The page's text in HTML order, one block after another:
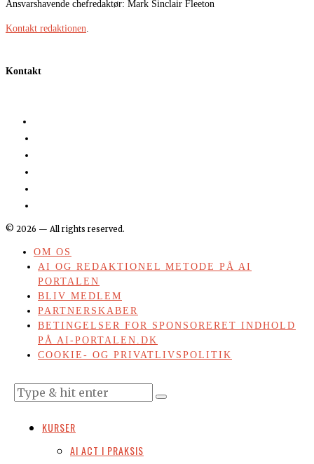
Ansvarshavende chefredaktør: Mark Sinclair Fleeton
Kontakt redaktionen
Kontakt
© 2026 — All rights reserved.
OM OS
AI OG REDAKTIONEL METODE PÅ AI
PORTALEN
BLIV MEDLEM
PARTNERSKABER
BETINGELSER FOR SPONSORERET INDHOLD
PÅ AI-PORTALEN.DK
COOKIE- OG PRIVATLIVSPOLITIK
KURSER
AI ACT I PRAKSIS